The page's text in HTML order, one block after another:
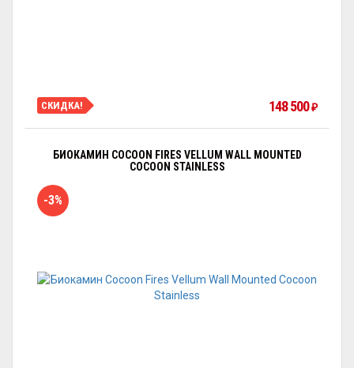
СКИДКА! 148 500₽
БИОКАМИН COCOON FIRES VELLUM WALL MOUNTED
COCOON STAINLESS
-3%